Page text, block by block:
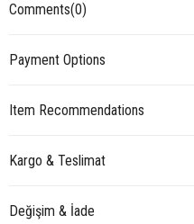
Comments(0)
Payment Options
Item Recommendations
Kargo & Teslimat
Değişim & İade